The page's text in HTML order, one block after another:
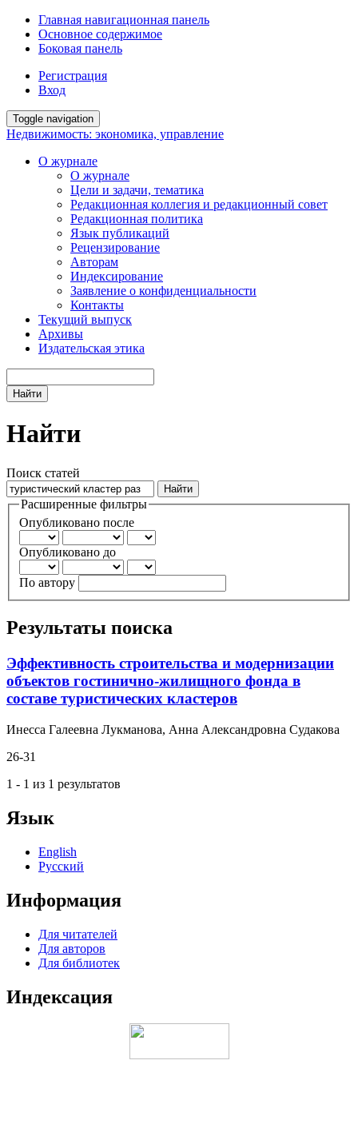
Главная навигационная панель
Основное содержимое
Боковая панель
Регистрация
Вход
Toggle navigation
Недвижимость: экономика, управление
О журнале
О журнале
Цели и задачи, тематика
Редакционная коллегия и редакционный совет
Редакционная политика
Язык публикаций
Рецензирование
Авторам
Индексирование
Заявление о конфиденциальности
Контакты
Текущий выпуск
Архивы
Издательская этика
Найти
Найти
Поиск статей
Расширенные фильтры
Опубликовано после
Опубликовано до
По автору
Результаты поиска
Эффективность строительства и модернизации
объектов гостинично-жилищного фонда в
составе туристических кластеров
Инесса Галеевна Лукманова, Анна Александровна Судакова
26-31
1 - 1 из 1 результатов
Язык
English
Русский
Информация
Для читателей
Для авторов
Для библиотек
Индексация